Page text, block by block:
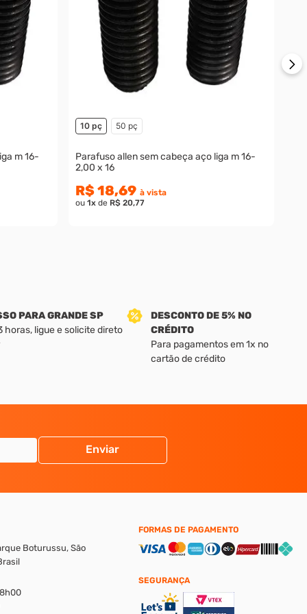
m 16-
10 pç 50 pç
Parafuso allen sem cabeça aço liga m 16-
2,00 x 16
R$ 18,69 à vista
ou 1xde R$ 20,77
PARA GRANDE SP
horas, ligue e solicite direto
DESCONTO DE 5% NO
CRÉDITO
Para pagamentos em 1x no
cartão de crédito
Enviar
Boturussu, São
FORMAS DE PAGAMENTO
SEGURANÇA